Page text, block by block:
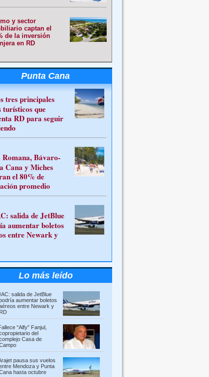
y sector
captan el
de la inversión
en RD
Punta Cana
tres principales
turísticos que
RD para seguir
Romana, Bávaro-
Cana y Miches
el 80% de
promedio
salida de JetBlue
aumentar boletos
entre Newark y
Lo más leído
salida de JetBlue
aumentar boletos
entre Newark y
RD
“Alfy” Fanjul,
del
Casa de
pausa sus vuelos
Mendoza y Punta
hasta octubre